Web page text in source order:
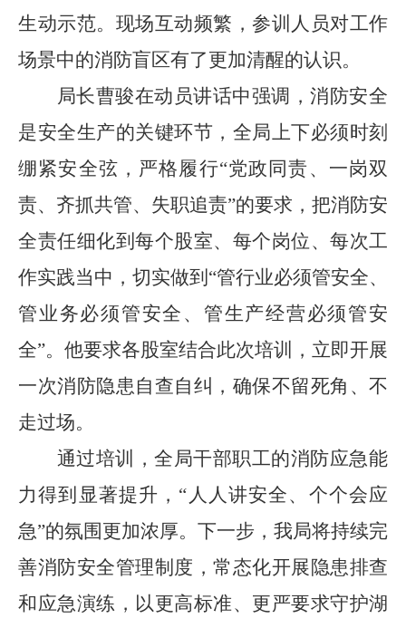
生动示范。现场互动频繁，参训人员对工作
场景中的消防盲区有了更加清醒的认识。
局长曹骏在动员讲话中强调，消防安全
是安全生产的关键环节，全局上下必须时刻
绷紧安全弦，严格履行“党政同责、一岗双
责、齐抓共管、失职追责”的要求，把消防安
全责任细化到每个股室、每个岗位、每次工
作实践当中，切实做到 “管行业必须管安全、
管业务必须管安全、管生产经营必须管安
全”。他要求各股室结合此次培训，立即开展
一次消防隐患自查自纠，确保不留死角、不
走过场。
通过培训，全局干部职工的消防应急能
力得到显著提升， “人人讲安全、个个会应
急”的氛围更加浓厚。下一步， 我局将持续完
善消防安全管理制度，常态化开展隐患排查
和应急演练，以更高标准、更严要求守护湖